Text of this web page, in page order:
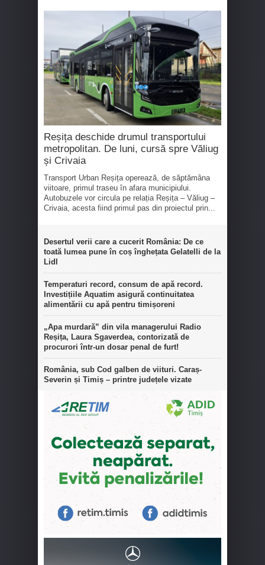
Reșița deschide drumul transportului
metropolitan. De luni, cursă spre Văliug
și Crivaia
Transport Urban Reșița operează, de săptămâna
viitoare, primul traseu în afara municipiului.
Autobuzele vor circula pe relația Reșița – Văliug –
Crivaia, acesta fiind primul pas din proiectul prin...
Desertul verii care a cucerit România: De ce
toată lumea pune în coș înghețata Gelatelli de la
Lidl
Temperaturi record, consum de apă record.
Investițiile Aquatim asigură continuitatea
alimentării cu apă pentru timișoreni
„Apa murdară” din vila managerului Radio
Reșița, Laura Sgaverdea, contorizată de
procurori într-un dosar penal de furt!
România, sub Cod galben de viituri. Caraș-
Severin și Timiș – printre județele vizate